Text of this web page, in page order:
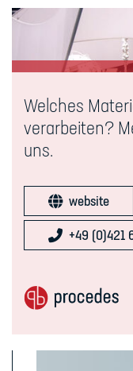
Welches
verarbeiten?
uns.
website
+49 (0)421